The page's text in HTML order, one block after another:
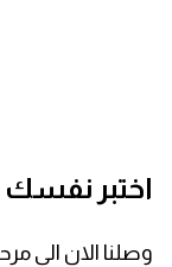
اختبر نفسك
وصلنا الان الى